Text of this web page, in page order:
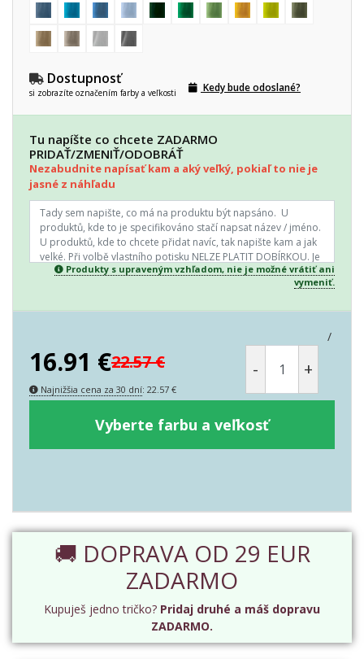
Dostupnosť
si zobrazíte označením farby a veľkosti Kedy bude odoslané?
Tu napíšte co chcete ZADARMO
PRIDAŤ/ZMENIŤ/ODOBRÁŤ
Nezabudnite napísať kam a aký veľký, pokiaľ to nie je
jasné z náhľadu
Produkty s upraveným vzhľadom, nie je možné vrátiť ani
vymeniť.
/
16.91 €22.57€
Najnižšia cena za 30 dní: 22.57 €
- +
Vyberte farbu a veľkosť
🚚 DOPRAVA OD 29 EUR
ZADARMO
Kupuješ jedno tričko? Pridaj druhé a máš dopravu
ZADARMO.